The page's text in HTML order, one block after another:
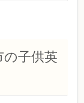
の子供英